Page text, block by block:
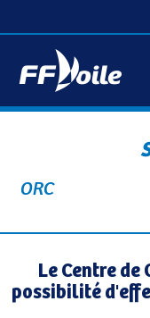
ORC
Le Centre de
possibilité